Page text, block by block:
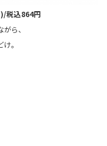
税込864円
ら、
。